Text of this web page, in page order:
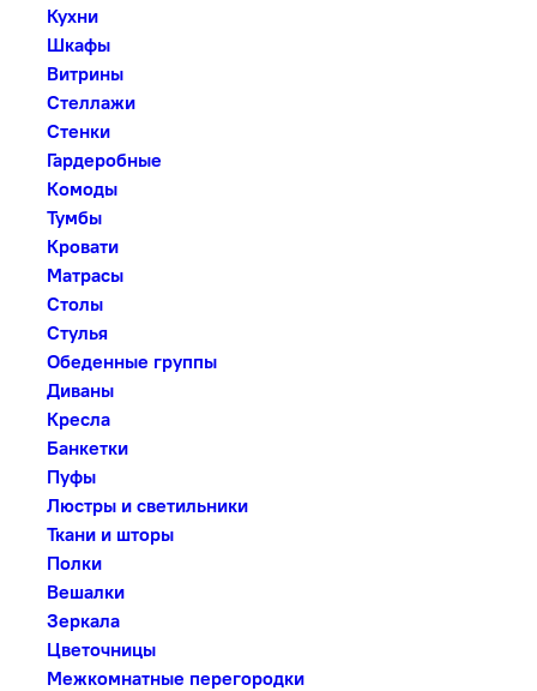
Кухни
Шкафы
Витрины
Стеллажи
Стенки
Гардеробные
Комоды
Тумбы
Кровати
Матрасы
Столы
Стулья
Обеденные группы
Диваны
Кресла
Банкетки
Пуфы
Люстры и светильники
Ткани и шторы
Полки
Вешалки
Зеркала
Цветочницы
Межкомнатные перегородки